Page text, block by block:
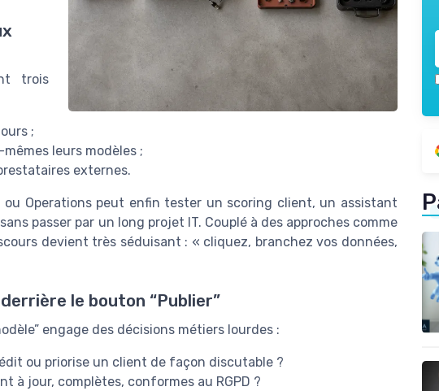
trois
;
leurs modèles ;
externes.
ou Operations peut enfin tester un scoring client, un assistant
passer par un long projet IT. Couplé à des approches comme
devient très séduisant : « cliquez, branchez vos données,
le bouton “Publier”
engage des décisions métiers lourdes :
ou priorise un client de façon discutable ?
à jour, complètes, conformes au RGPD ?